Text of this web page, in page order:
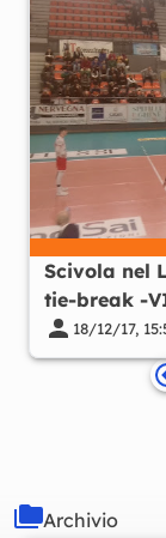
Scivola nel
tie-break -
18/12/17,
Archivio